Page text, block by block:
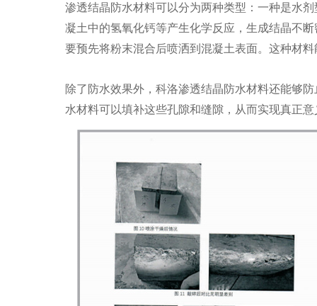
渗透结晶防水材料可以分为两种类型：一种是水
凝土中的氢氧化钙等产生化学反应，生成结晶不
要预先将粉末混合后喷洒到混凝土表面。这种材
除了防水效果外，科洛渗透结晶防水材料还能够
水材料可以填补这些孔隙和缝隙，从而实现真正